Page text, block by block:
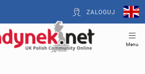
ZALOGUJ
Menu